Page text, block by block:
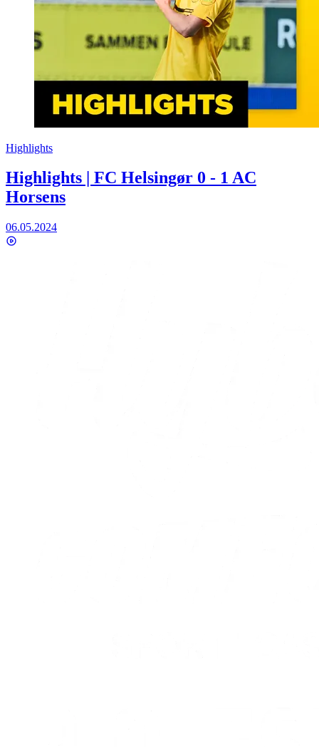
Highlights
Highlights | FC Helsingør 0 - 1 AC
Horsens
06.05.2024